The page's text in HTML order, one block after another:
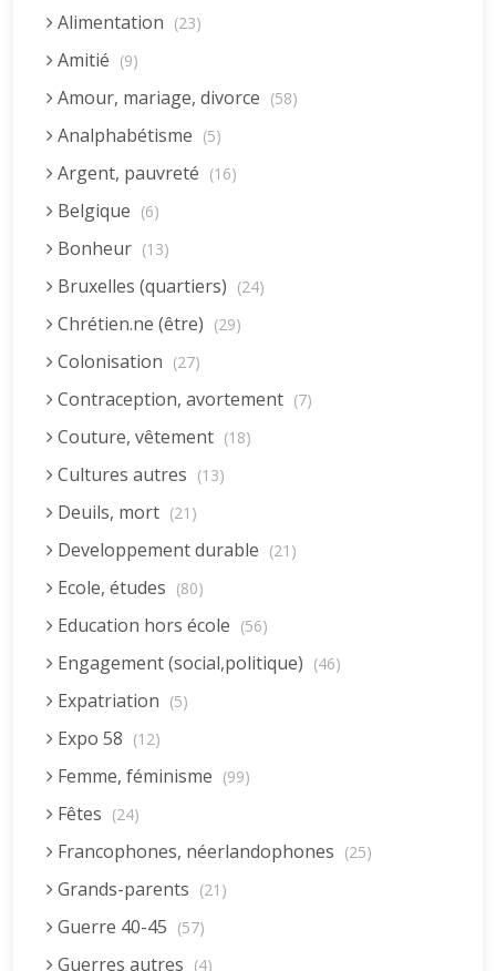
Alimentation (23)
Amitié (9)
Amour, mariage, divorce (58)
Analphabétisme (5)
Argent, pauvreté (16)
Belgique (6)
Bonheur (13)
Bruxelles (quartiers) (24)
Chrétien.ne (être) (29)
Colonisation (27)
Contraception, avortement (7)
Couture, vêtement (18)
Cultures autres (13)
Deuils, mort (21)
Developpement durable (21)
Ecole, études (80)
Education hors école (56)
Engagement (social,politique) (46)
Expatriation (5)
Expo 58 (12)
Femme, féminisme (99)
Fêtes (24)
Francophones, néerlandophones (25)
Grands-parents (21)
Guerre 40-45 (57)
Guerres autres (4)